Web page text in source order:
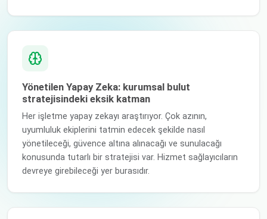
Yönetilen Yapay Zeka: kurumsal bulut
stratejisindeki eksik katman
Her işletme yapay zekayı araştırıyor. Çok azının,
uyumluluk ekiplerini tatmin edecek şekilde nasıl
yönetileceği, güvence altına alınacağı ve sunulacağı
konusunda tutarlı bir stratejisi var. Hizmet sağlayıcıların
devreye girebileceği yer burasıdır.